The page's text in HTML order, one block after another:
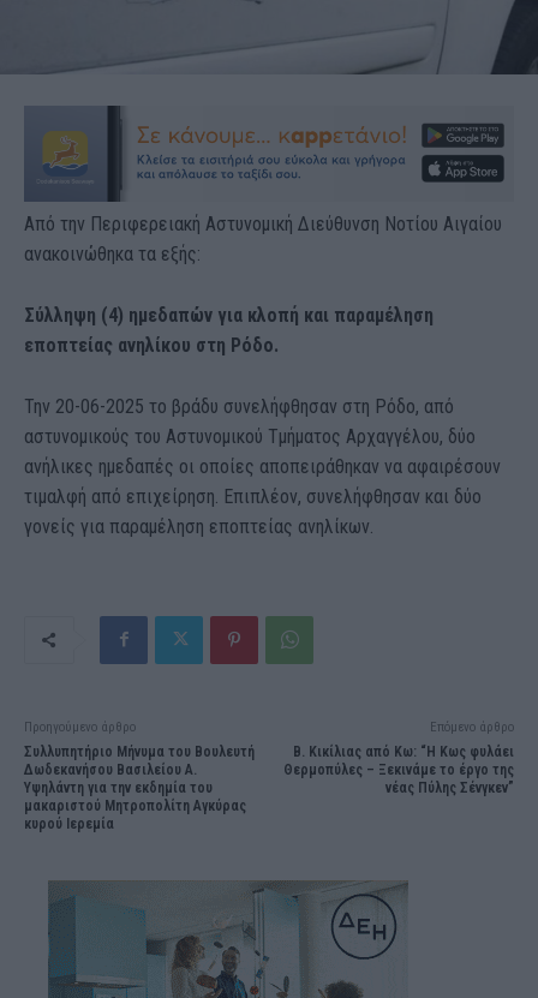
Από την Περιφερειακή Αστυνομική Διεύθυνση Νοτίου Αιγαίου
ανακοινώθηκα τα εξής:
Σύλληψη (4) ημεδαπών για κλοπή και παραμέληση
εποπτείας ανηλίκου στη Ρόδο.
Την 20-06-2025 το βράδυ συνελήφθησαν στη Ρόδο, από
αστυνομικούς του Αστυνομικού Τμήματος Αρχαγγέλου, δύο
ανήλικες ημεδαπές οι οποίες αποπειράθηκαν να αφαιρέσουν
τιμαλφή από επιχείρηση. Επιπλέον, συνελήφθησαν και δύο
γονείς για παραμέληση εποπτείας ανηλίκων.
Προηγούμενο άρθρο
Συλλυπητήριο Μήνυμα του Βουλευτή
Δωδεκανήσου Βασιλείου Α.
Υψηλάντη για την εκδημία του
μακαριστού Μητροπολίτη Αγκύρας
κυρού Ιερεμία
Επόμενο άρθρο
Β. Κικίλιας από Κω: “Η Κως φυλάει
Θερμοπύλες – Ξεκινάμε το έργο της
νέας Πύλης Σένγκεν”